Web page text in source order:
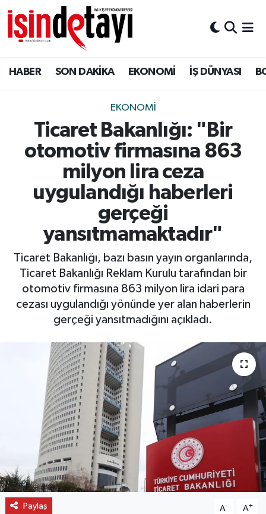
HABER SON DAKİKA EKONOMİ İŞ DÜNYASI
EKONOMİ
Ticaret Bakanlığı: "Bir
otomotiv firmasına 863
milyon lira ceza
uygulandığı haberleri
gerçeği
yansıtmamaktadır"
Ticaret Bakanlığı, bazı basın yayın organlarında,
Ticaret Bakanlığı Reklam Kurulu tarafından bir
otomotiv firmasına 863 milyon lira idari para
cezası uygulandığı yönünde yer alan haberlerin
gerçeği yansıtmadığını açıkladı.
Paylaş A- A+
DÜNYA
Eğitim
ENERJİ HABERİ
GAYRİMENKUL
HABER
MAGAZİN
OTO DETAY
SAĞLIK
SON DAKİKA
SPOR
FİNANS
Nöbetçi Eczaneler
Hava Durumu
İstanbul Namaz Vakitleri
Trafik Durumu
Süper Lig Puan Durumu ve Fikstür
Tüm Manşetler
Son Dakika Haberleri
Haber Arşivi